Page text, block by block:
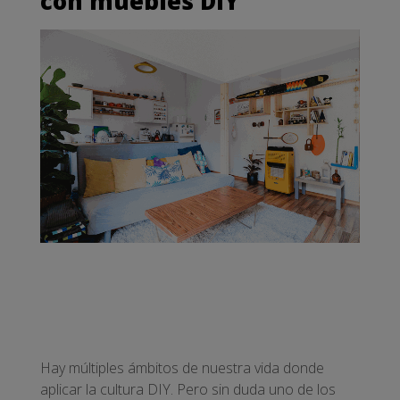
Hay múltiples ámbitos de nuestra vida donde
aplicar la cultura DIY. Pero sin duda uno de los